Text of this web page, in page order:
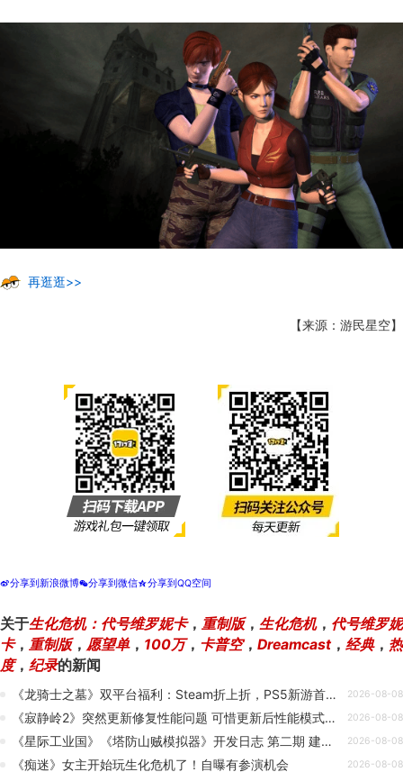
再逛逛>>
【来源：游民星空】
t分享到新浪微博w分享到微信z分享到QQ空间
关于生化危机：代号维罗妮卡， 重制版， 生化危机， 代号维罗妮
卡， 重制版， 愿望单， 100万， 卡普空， Dreamcast， 经典， 热
度， 纪录的新闻
《龙骑士之墓》双平台福利：Steam折上折，PS5新游首发优惠 2026-08-08
《寂静岭2》突然更新修复性能问题 可惜更新后性能模式出了问题 2026-08-08
《星际工业国》《塔防山贼模拟器》开发日志 第二期 建筑更新 2026-08-08
《痴迷》女主开始玩生化危机了！自曝有参演机会 2026-08-08